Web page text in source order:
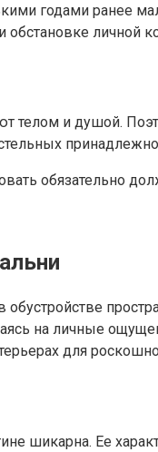
годами ранее
личной
телом и душой.
обязательно
на личные
для
шикарна. Ее